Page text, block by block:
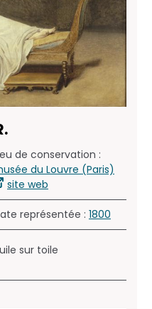
de conservation :
du Louvre (Paris)
site web
représentée : 1800
sur toile